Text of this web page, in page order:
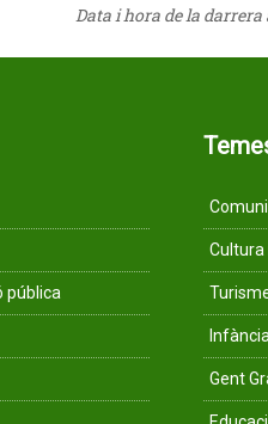
Data i hora de la
pública
Cultura
Gent